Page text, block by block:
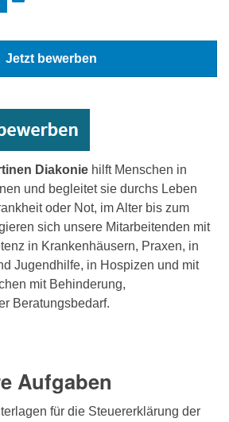
Jetzt bewerben
Diakonie hilft Menschen in
und begleitet sie durchs Leben
oder Not, im Alter bis zum
sich unsere Mitarbeitenden mit
in Krankenhäusern, Praxen, in
Jugendhilfe, in Hospizen und mit
mit Behinderung,
Beratungsbedarf.
Aufgaben
für die Steuererklärung der